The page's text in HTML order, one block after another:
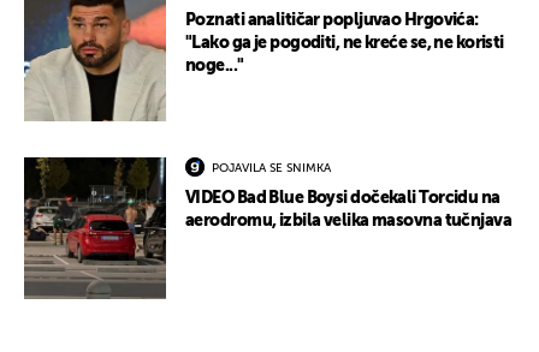
Poznati analitičar popljuvao Hrgovića:
"Lako ga je pogoditi, ne kreće se, ne koristi
noge..."
POJAVILA SE SNIMKA
VIDEO Bad Blue Boysi dočekali Torcidu na
aerodromu, izbila velika masovna tučnjava